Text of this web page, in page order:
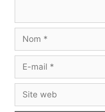
mail
web